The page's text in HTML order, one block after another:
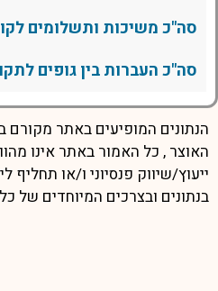
סה"כ משיכות ותשלומים
סה"כ העברות בין גופים
הנתונים המופיעים באתר
האוצר , כל האמור באתר אינו
ייעוץ/שיווק פנסיוני ו/או
בנתונים ובצרכים המיוחדים של